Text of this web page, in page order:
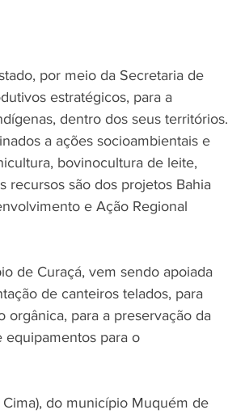
por meio da Secretaria de
estratégicos, para a
dentro dos seus territórios.
a ações socioambientais e
bovinocultura de leite,
recursos são dos projetos Bahia
e Ação Regional
de Curaçá, vem sendo apoiada
de canteiros telados, para
orgânica, para a preservação da
equipamentos para o
do município Muquém de